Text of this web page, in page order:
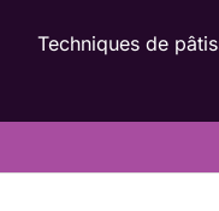
Techniques de